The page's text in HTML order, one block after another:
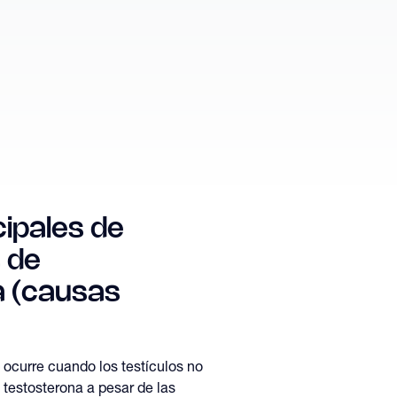
de
de
(causas
cuando los testículos no
a pesar de las